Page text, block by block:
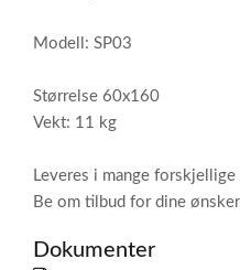
Modell: SP03
Størrelse 60x160
Vekt: 11 kg
Leveres i mange forskjellige
Be om tilbud for dine
Dokumenter